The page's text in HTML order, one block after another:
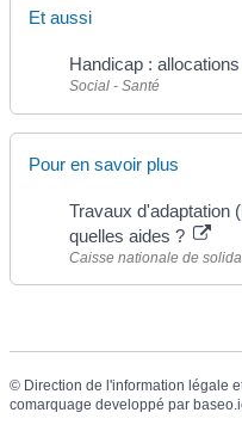
Et aussi
Handicap :
Social - Santé
Pour en savoir plus
Travaux d'adaptation
quelles aides ?
Caisse nationale de
© Direction de l'information légale
comarquage developpé par